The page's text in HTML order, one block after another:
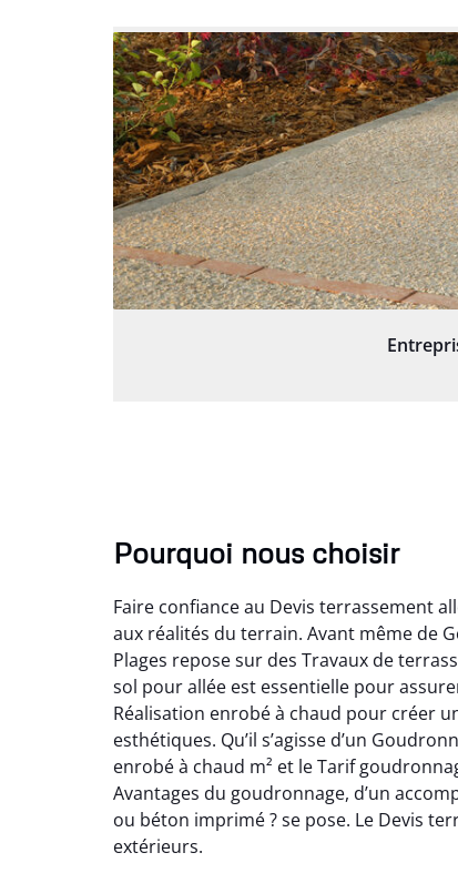
Pourquoi nous choisir
Faire confiance au Devis terrassement
aux réalités du terrain. Avant même de
Plages repose sur des Travaux de
sol pour allée est essentielle pour
Réalisation enrobé à chaud pour créer
esthétiques. Qu’il s’agisse d’un
enrobé à chaud m² et le Tarif
Avantages du goudronnage, d’un
ou béton imprimé ? se pose. Le Devis
extérieurs.